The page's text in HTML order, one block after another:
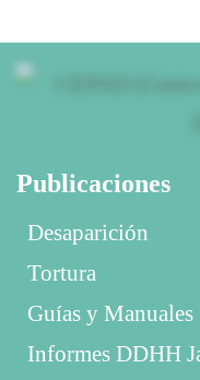
Publicaciones
Desaparición
Tortura
Guías y Manuales
Informes DDHH